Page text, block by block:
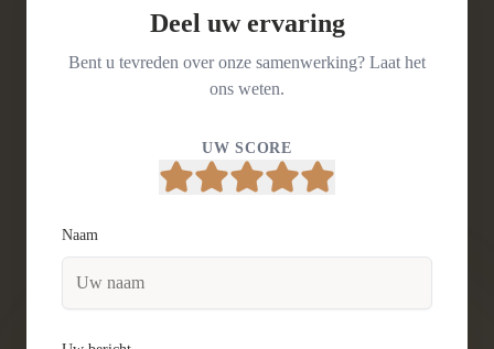
Deel uw ervaring
Bent u tevreden over onze samenwerking? Laat het
ons weten.
UW SCORE
Naam